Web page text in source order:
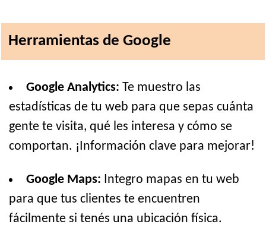
Herramientas de Google
Google Analytics: Te muestro las
estadísticas de tu web para que sepas cuánta
gente te visita, qué les interesa y cómo se
comportan. ¡Información clave para mejorar!
Google Maps: Integro mapas en tu web
para que tus clientes te encuentren
fácilmente si tenés una ubicación física.